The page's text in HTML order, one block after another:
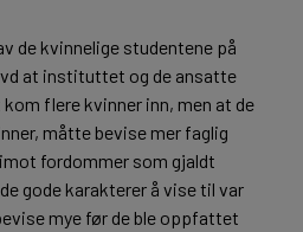
de kvinnelige studentene på
at instituttet og de ansatte
flere kvinner inn, men at de
måtte bevise mer faglig
fordommer som gjaldt
gode karakterer å vise til var
mye før de ble oppfattet